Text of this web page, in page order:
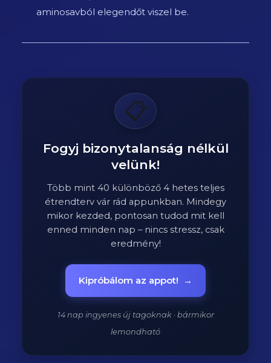
aminosavból elegendőt viszel be.
📋
Fogyj bizonytalanság nélkül
velünk!
Több mint 40 különböző 4 hetes teljes
étrendterv vár rád appunkban. Mindegy
mikor kezded, pontosan tudod mit kell
enned minden nap – nincs stressz, csak
eredmény!
Kipróbálom az appot! →
14 nap ingyenes új tagoknak · bármikor
lemondható